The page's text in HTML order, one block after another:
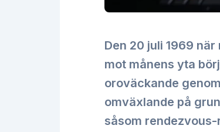
Den 20 juli 1969
mot månens yta
oroväckande
omväxlande på
såsom